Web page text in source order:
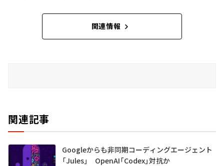
関連情報
関連記事
Googleからも非同期コーディングエージェント
「Jules」 OpenAI「Codex」対抗か